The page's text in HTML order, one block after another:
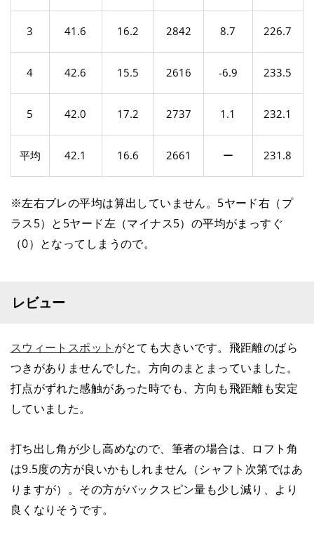
3 41.6 16.2 2842 8.7 226.7
4 42.6 15.5 2616 -6.9 233.5
5 42.0 17.2 2737 1.1 232.1
平均 42.1 16.6 2661 ー 231.8
※左右ブレの平均は算出していません。5ヤード右（プ
ラス5）と5ヤード左（マイナス5）の平均がまっすぐ
（0）となってしまうので。
レビュー
スウィートスポット がとても大きいです。飛距離のばら
つきがありませんでした。方向のまとまっていました。
打点がずれた感触があった時でも、方向も飛距離も安定
していました。
打ち出し角が少し高めなので、筆者の場合は、ロフト角
は9.5度の方が良いかもしれません（シャフト次第ではあ
りますが）。その方がバックスピン量も少し減り、より
良くなりそうです。